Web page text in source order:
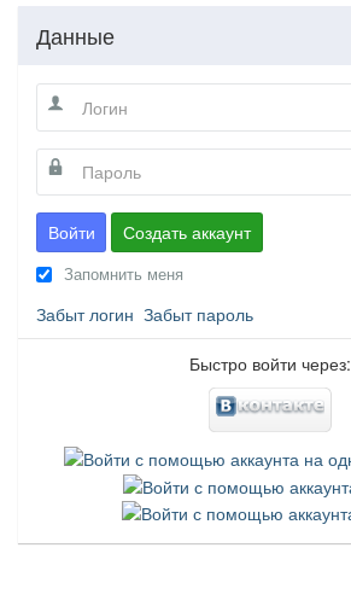
Данные
Войти Создать аккаунт
Запомнить меня
Забыт логин Забыт пароль
Быстро войти через: